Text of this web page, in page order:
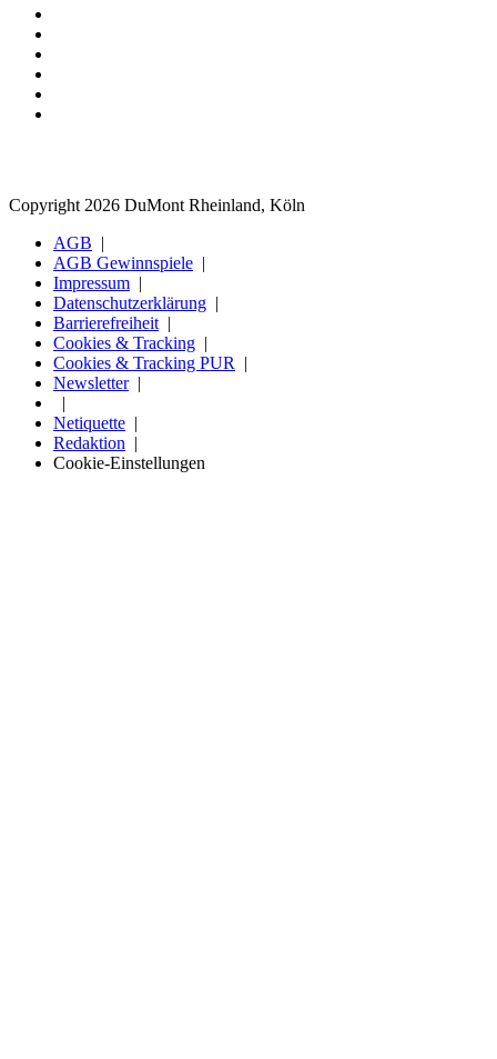
Copyright 2026 DuMont Rheinland, Köln
AGB
AGB Gewinnspiele
Impressum
Datenschutzerklärung
Barrierefreiheit
Cookies & Tracking
Cookies & Tracking PUR
Newsletter
Netiquette
Redaktion
Cookie-Einstellungen